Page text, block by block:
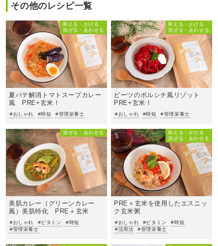
その他のレシピ一覧
夏バテ解消トマトスープカレー
風 PRE+玄米！
和える・かける
混ぜる・あわせる
#おしゃれ #時短 #管理栄養士
ビーツのボルシチ風リゾット
PRE+玄米！
和える・かける
混ぜる・あわせる
#おしゃれ #時短 #管理栄養士
美肌カレー（グリーンカレー
風）美肌特化 PRE＋玄米
混ぜる・あわせる
#おしゃれ #ビタミン
#時短
#管理栄養士
PRE＋玄米を使用したエスニッ
ク玄米粥
和える・かける
混ぜる・あわせる
#おしゃれ #ビタミン
#時短
#活用法
#管理栄養士